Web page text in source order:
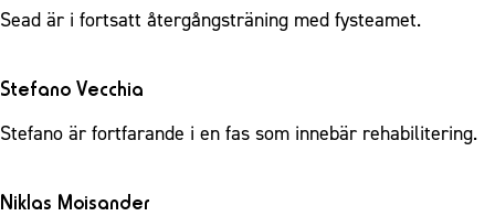
Sead är i fortsatt återgångsträning med fysteamet.
Stefano Vecchia
Stefano är fortfarande i en fas som innebär rehabilitering.
Niklas Moisander